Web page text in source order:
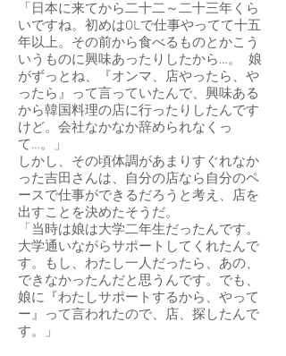
「日本に来てから二十二～二十三年くら
いですね。初めはOLで仕事やってて十五
年以上。その前から食べるものとかこう
いうものに興味あったりしたから…。 娘
がずっとね、『オンマ、店やったら、や
ったら』って言っていたんで、興味ある
から韓国料理の店に行ったりしたんです
けど。会社なかなか辞められなくっ
て…。」
しかし、その頃体調があまりすぐれなか
った吉田さんは、自分の店なら自分のペ
ースで仕事ができるだろうと考え、店を
出すことを決めたそうだ。
「当時は娘は大学二年生だったんです。
大学通いながらサポートしてくれたんで
す。もし、わたし一人だったら、あの、
できなかったんだと思うんです。でも、
娘に『わたしサポートするから、やって
ー』って言われたので、店、探したんで
す。」